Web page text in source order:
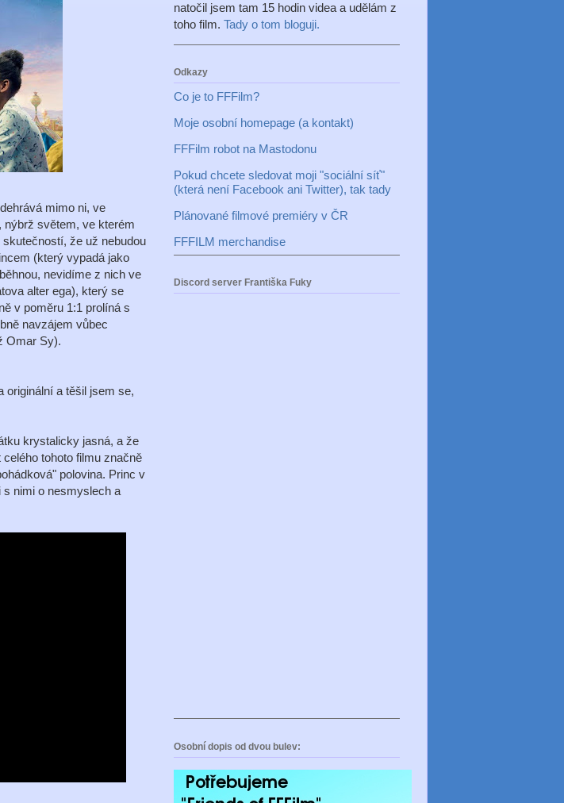
mimo ni, ve
světem, ve kterém
že už nebudou
(který vypadá jako
nevidíme z nich ve
alter ega), který se
v poměru 1:1 prolíná s
navzájem vůbec
Omar Sy).
originální a těšil jsem se,
krystalicky jasná, a že
tohoto filmu značně
polovina. Princ v
s nimi o nesmyslech a
natočil jsem tam 15 hodin videa a udělám z
toho film. Tady o tom bloguji.
Odkazy
Co je to FFFilm?
Moje osobní homepage (a kontakt)
FFFilm robot na Mastodonu
Pokud chcete sledovat moji "sociální síť"
(která není Facebook ani Twitter), tak tady
Plánované filmové premiéry v ČR
FFFILM merchandise
Discord server Františka Fuky
Osobní dopis od dvou bulev: